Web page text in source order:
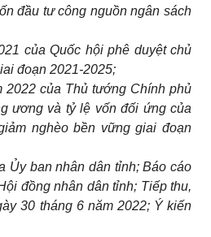
đầu tư công nguồn ngân sách
của Quốc hội phê duyệt chủ
đoạn 2021-2025;
2022 của Thủ tướng Chính phủ
ương và tỷ lệ vốn đối ứng của
nghèo bền vững giai đoạn
Ủy ban nhân dân tỉnh; Báo cáo
đồng nhân dân tỉnh; Tiếp thu,
30 tháng 6 năm 2022; Ý kiến